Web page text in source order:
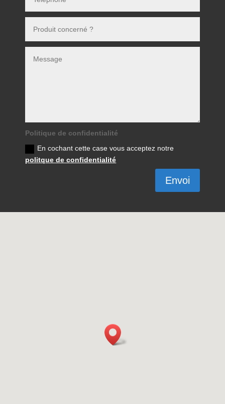
Politique de confidentialité
En cochant cette case vous acceptez notre
politque de confidentialité
Envoi